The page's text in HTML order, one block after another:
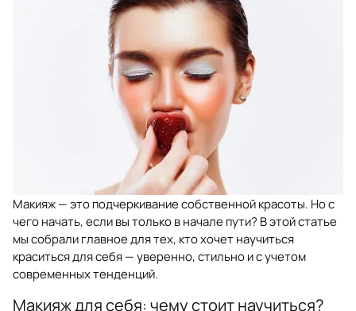
Макияж — это подчеркивание собственной красоты. Но с
чего начать, если вы только в начале пути? В этой статье
мы собрали главное для тех, кто хочет научиться
краситься для себя — уверенно, стильно и с учетом
современных тенденций.
Макияж для себя: чему стоит научиться?